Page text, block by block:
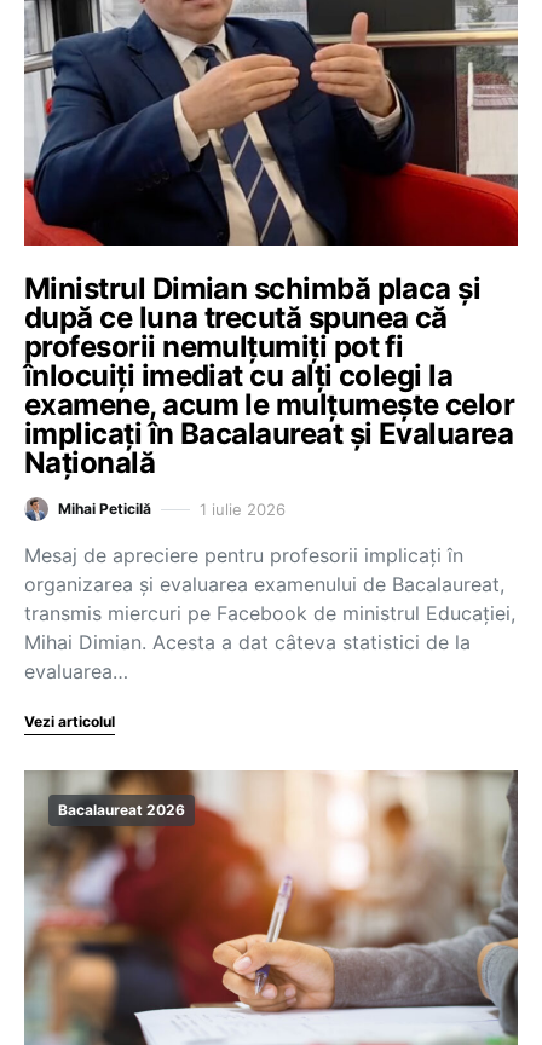
Ministrul Dimian schimbă placa și
după ce luna trecută spunea că
profesorii nemulțumiți pot fi
înlocuiți imediat cu alți colegi la
examene, acum le mulțumește celor
implicați în Bacalaureat și Evaluarea
Națională
Mihai Peticilă 1 iulie 2026
Mesaj de apreciere pentru profesorii implicați în
organizarea și evaluarea examenului de Bacalaureat,
transmis miercuri pe Facebook de ministrul Educației,
Mihai Dimian. Acesta a dat câteva statistici de la
evaluarea…
Vezi articolul
Bacalaureat 2026